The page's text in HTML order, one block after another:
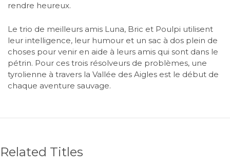
rendre heureux.
Le trio de meilleurs amis Luna, Bric et Poulpi utilisent
leur intelligence, leur humour et un sac à dos plein de
choses pour venir en aide à leurs amis qui sont dans le
pétrin. Pour ces trois résolveurs de problèmes, une
tyrolienne à travers la Vallée des Aigles est le début de
chaque aventure sauvage.
Related Titles